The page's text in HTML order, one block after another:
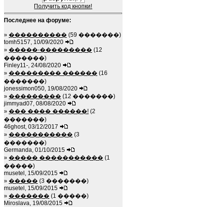
Получить код кнопки!
Последнее на форуме:
» ���������� (59 �������)
tomh5157, 10/09/2020
» �����-��������� (12
�������)
Finley11-, 24/08/2020
» ��������� ������ (16
�������)
jonessimon050, 19/08/2020
» ��������� (12 �������)
jimmyad07, 08/08/2020
» ��� ���� ������! (2
�������)
46ghost, 03/12/2017
» ����������� (3
�������)
Germanda, 01/10/2015
» ����� ����������� (1
�����)
musetel, 15/09/2015
» ����� (3 �������)
musetel, 15/09/2015
» ������� (1 �����)
Miroslava, 19/08/2015